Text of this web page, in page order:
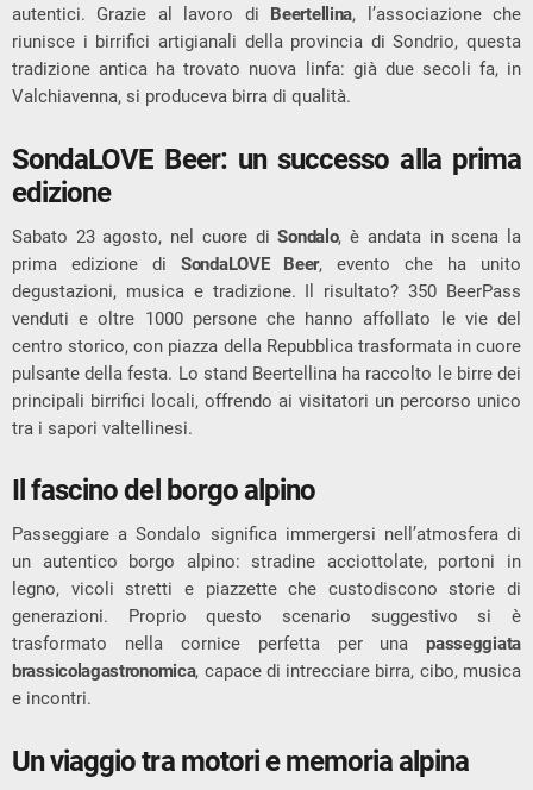
autentici. Grazie al lavoro di
Beertellina, l’associazione che
riunisce i birrifici artigianali della provincia di Sondrio, questa
tradizione antica ha trovato nuova linfa: già due secoli fa, in
Valchiavenna, si produceva birra di qualità.
SondaLOVE Beer: un successo alla prima
edizione
Sabato 23 agosto, nel cuore diSondalo, è andata in scena la
prima edizione diSondaLOVE Beer, evento che ha unito
degustazioni, musica e tradizione. Il risultato? 350 BeerPass
venduti e oltre 1000 persone che hanno affollato le vie del
centro storico, con piazza della Repubblica trasformata in cuore
pulsante della festa. Lo stand Beertellina ha raccolto le birre dei
principali birrifici locali, offrendo ai visitatori un percorso unico
tra i sapori valtellinesi.
Il fascino del borgo alpino
Passeggiare a Sondalo significa immergersi nell’atmosfera di
un autentico borgo alpino: stradine acciottolate, portoni in
legno, vicoli stretti e piazzette che custodiscono storie di
generazioni. Proprio questo scenario suggestivo si è
trasformato nella cornice perfetta per unapasseggiata
brassicolagastronomica, capace di intrecciare birra, cibo, musica
e incontri.
Un viaggio tra motori e memoria alpina